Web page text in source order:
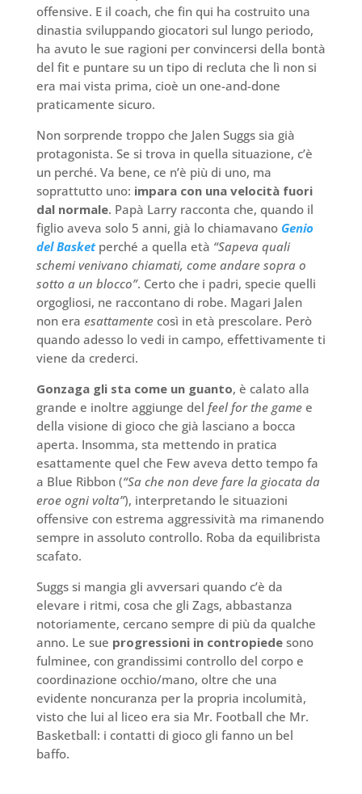
offensive. E il coach, che fin qui ha costruito una
dinastia sviluppando giocatori sul lungo periodo,
ha avuto le sue ragioni per convincersi della bontà
del fit e puntare su un tipo di recluta che lì non si
era mai vista prima, cioè un one-and-done
praticamente sicuro.
Non sorprende troppo che Jalen Suggs sia già
protagonista. Se si trova in quella situazione, c’è
un perché. Va bene, ce n’è più di uno, ma
soprattutto uno: impara con una velocità fuori
dal normale. Papà Larry racconta che, quando il
figlio aveva solo 5 anni, già lo chiamavano Genio
del Basketperché a quella età “Sapeva quali
schemi venivano chiamati, come andare sopra o
sotto a un blocco”. Certo che i padri, specie quelli
orgogliosi, ne raccontano di robe. Magari Jalen
non era esattamentecosì in età prescolare. Però
quando adesso lo vedi in campo, effettivamente ti
viene da crederci.
Gonzaga gli sta come un guanto, è calato alla
grande e inoltre aggiunge del feel for the gamee
della visione di gioco che già lasciano a bocca
aperta. Insomma, sta mettendo in pratica
esattamente quel che Few aveva detto tempo fa
a Blue Ribbon (“Sa che non deve fare la giocata da
eroe ogni volta”), interpretando le situazioni
offensive con estrema aggressività ma rimanendo
sempre in assoluto controllo. Roba da equilibrista
scafato.
Suggs si mangia gli avversari quando c’è da
elevare i ritmi, cosa che gli Zags, abbastanza
notoriamente, cercano sempre di più da qualche
anno. Le sue progressioni in contropiedesono
fulminee, con grandissimi controllo del corpo e
coordinazione occhio/mano, oltre che una
evidente noncuranza per la propria incolumità,
visto che lui al liceo era sia Mr. Football che Mr.
Basketball: i contatti di gioco gli fanno un bel
baffo.